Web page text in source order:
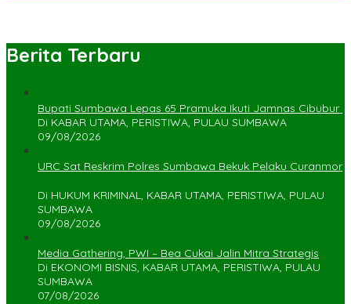
Berita Terbaru
Bupati Sumbawa Lepas 65 Pramuka Ikuti Jamnas Cibubur ‎
Di KABAR UTAMA, PERISTIWA, PULAU SUMBAWA
09/08/2026
URC Sat Reskrim Polres Sumbawa Bekuk Pelaku Curanmor
Di HUKUM KRIMINAL, KABAR UTAMA, PERISTIWA, PULAU
SUMBAWA
09/08/2026
Media Gathering, PWI – Bea Cukai Jalin Mitra Strategis
Di EKONOMI BISNIS, KABAR UTAMA, PERISTIWA, PULAU
SUMBAWA
07/08/2026